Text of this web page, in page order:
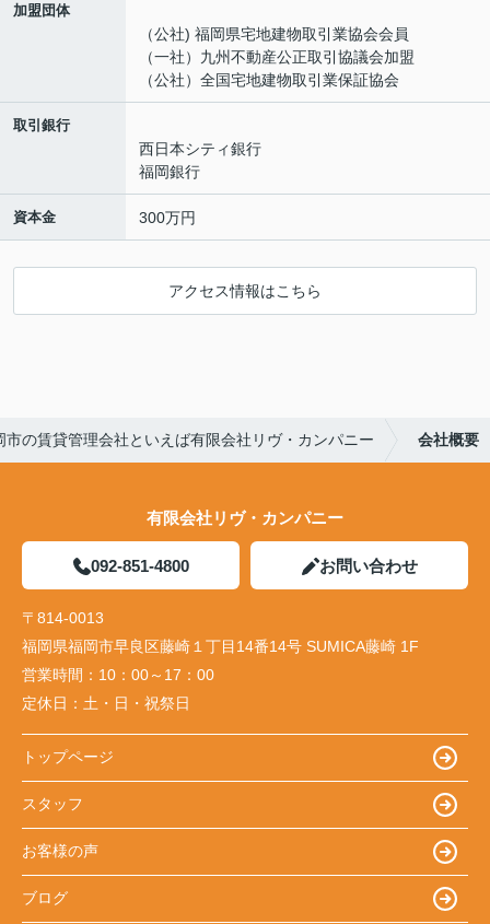
加盟団体
（公社) 福岡県宅地建物取引業協会会員
（一社）九州不動産公正取引協議会加盟
（公社）全国宅地建物取引業保証協会
取引銀行
西日本シティ銀行
福岡銀行
資本金 300万円
アクセス情報はこちら
市の賃貸管理会社といえば有限会社リヴ・カンパニー 会社概要
有限会社リヴ・カンパニー
092-851-4800 お問い合わせ
〒814-0013
福岡県福岡市早良区藤崎１丁目14番14号 SUMICA藤崎 1F
営業時間： 10：00～17：00
定休日： 土・日・祝祭日
トップページ
スタッフ
お客様の声
ブログ